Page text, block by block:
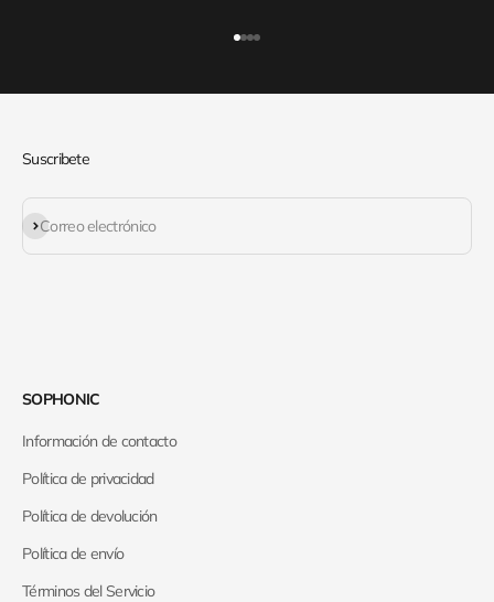
Suscribete
Correo electrónico
Suscribirse
SOPHONIC
Información de contacto
Política de privacidad
Política de devolución
Política de envío
Términos del Servicio